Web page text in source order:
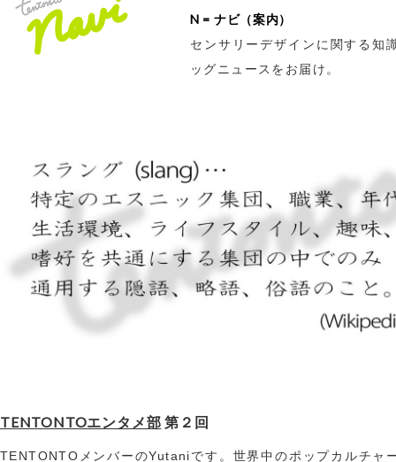
N = ナビ（案内）
センサリーデザインに関する知
ッグニュースをお届け。
TENTONTOエンタメ部 第２回
TENTONTOメンバーのYutaniです。世界中のポップカルチャ